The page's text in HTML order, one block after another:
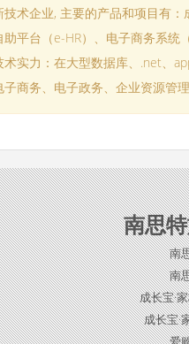
技术企业, 主要的产品和项目有
助平台（e-HR）、电子商务系
术实力：在大型数据库、.net、
子商务、电子政务、企业资源管
南思
南
南
成长宝·
成长宝·